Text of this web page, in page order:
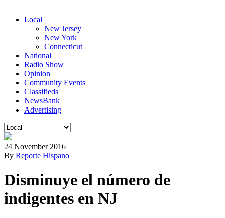
Local
New Jersey
New York
Connecticut
National
Radio Show
Opinion
Community Events
Classifieds
NewsBank
Advertising
24 November 2016
By Reporte Hispano
Disminuye el número de
indigentes en NJ